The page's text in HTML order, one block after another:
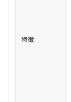
特徴